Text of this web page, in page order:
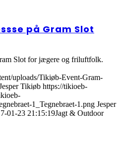
på Gram Slot
Slot for jægere og friluftfolk.
uploads/Tikiøb-Event-Gram-
Tikiøb https://tikioeb-
1_Tegnebraet-1.png Jesper
01-23 21:15:19Jagt & Outdoor